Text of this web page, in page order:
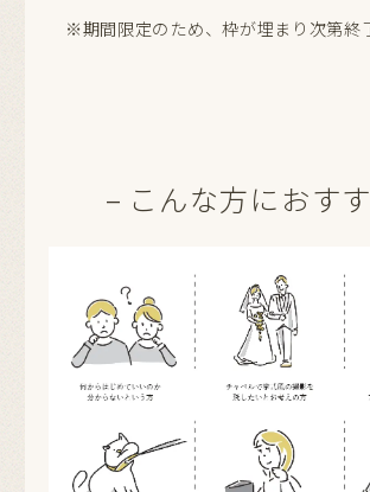
※期間限定のため、枠が埋まり次第終
– こんな方におす